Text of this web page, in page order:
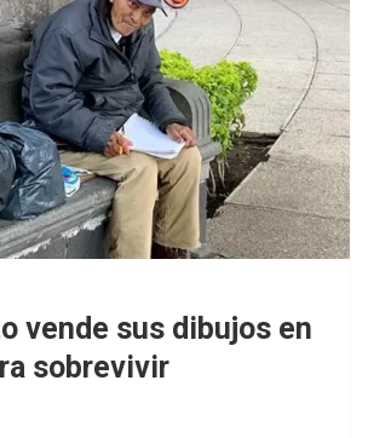
vende sus dibujos en
sobrevivir